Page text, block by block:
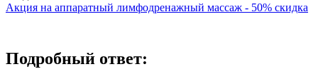
Акция на аппаратный лимфодренажный массаж - 50% скидка
Подробный ответ: